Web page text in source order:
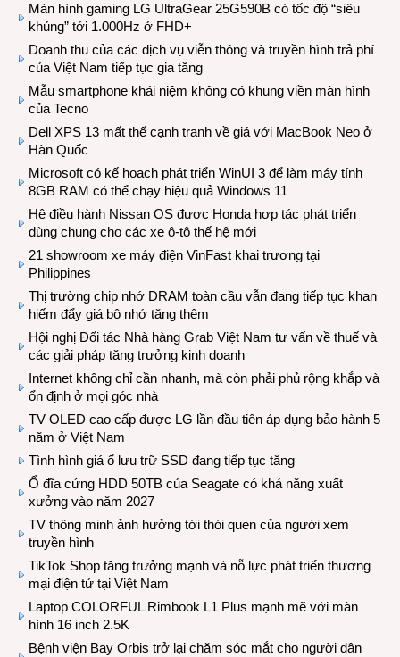
Màn hình gaming LG UltraGear 25G590B có tốc độ “siêu
khủng” tới 1.000Hz ở FHD+
Doanh thu của các dịch vụ viễn thông và truyền hình trả phí
của Việt Nam tiếp tục gia tăng
Mẫu smartphone khái niệm không có khung viền màn hình
của Tecno
Dell XPS 13 mất thế cạnh tranh về giá với MacBook Neo ở
Hàn Quốc
Microsoft có kế hoạch phát triển WinUI 3 để làm máy tính
8GB RAM có thể chạy hiệu quả Windows 11
Hệ điều hành Nissan OS được Honda hợp tác phát triển
dùng chung cho các xe ô-tô thế hệ mới
21 showroom xe máy điện VinFast khai trương tại
Philippines
Thị trường chip nhớ DRAM toàn cầu vẫn đang tiếp tục khan
hiếm đẩy giá bộ nhớ tăng thêm
Hội nghị Đối tác Nhà hàng Grab Việt Nam tư vấn về thuế và
các giải pháp tăng trưởng kinh doanh
Internet không chỉ cần nhanh, mà còn phải phủ rộng khắp và
ổn định ở mọi góc nhà
TV OLED cao cấp được LG lần đầu tiên áp dụng bảo hành 5
năm ở Việt Nam
Tình hình giá ổ lưu trữ SSD đang tiếp tục tăng
Ổ đĩa cứng HDD 50TB của Seagate có khả năng xuất
xưởng vào năm 2027
TV thông minh ảnh hưởng tới thói quen của người xem
truyền hình
TikTok Shop tăng trưởng mạnh và nỗ lực phát triển thương
mại điện tử tại Việt Nam
Laptop COLORFUL Rimbook L1 Plus mạnh mẽ với màn
hình 16 inch 2.5K
Bệnh viện Bay Orbis trở lại chăm sóc mắt cho người dân